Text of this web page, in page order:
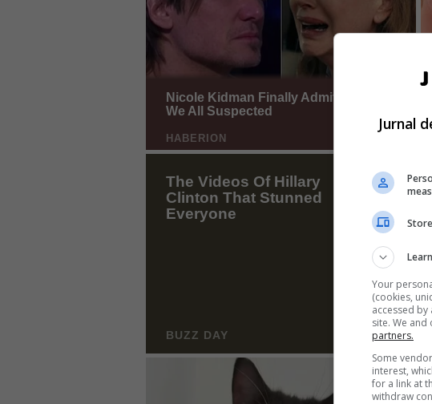
Jurnal
Your
(cookies,
accessed
site. We
partners.
Some
interest,
for a link at
withdraw